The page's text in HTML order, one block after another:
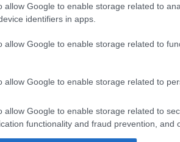
allow Google to enable storage related to
identifiers in apps.
allow Google to enable storage related to
allow Google to enable storage related to
allow Google to enable storage related to
functionality and fraud prevention, and
Anita, Áder János felesége a kiállításon